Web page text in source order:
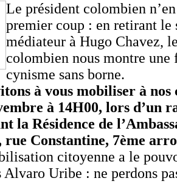
Le président colombien n’en
premier coup : en retirant le
médiateur à Hugo Chavez,
colombien nous montre une
cynisme sans borne.
à vous mobiliser à nos
à 14H00, lors d’un
la Résidence de
rue Constantine, 7ème
citoyenne a le
Alvaro Uribe : ne perdons